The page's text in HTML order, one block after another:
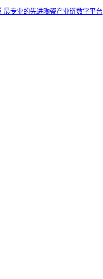
最专业的先进陶瓷产业链数字平台